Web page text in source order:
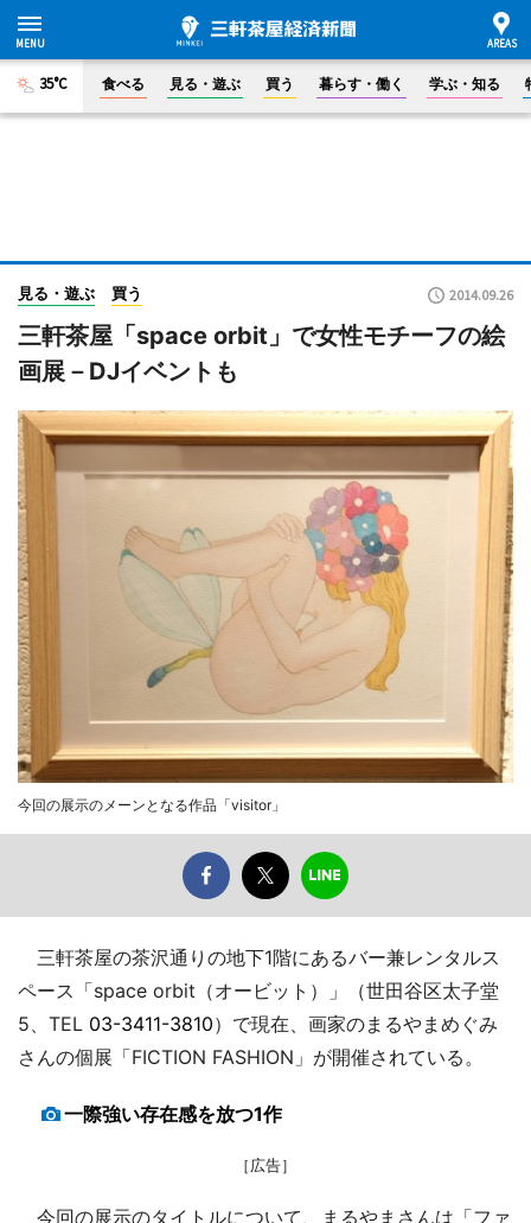
35°C 食べる 見る・遊ぶ 買う 暮らす・働く 学ぶ・知る
見る・遊ぶ 買う 2014.09.26
三軒茶屋「space orbit」で女性モチーフの絵
画展－DJイベントも
今回の展示のメーンとなる作品「visitor」
三軒茶屋の茶沢通りの地下1階にあるバー兼レンタルス
ペース「space orbit（オービット）」（世田谷区太子堂
5、TEL 03-3411-3810）で現在、画家のまるやまめぐみ
さんの個展「FICTION FASHION」が開催されている。
一際強い存在感を放つ1作
［広告］
今回の展示のタイトルについて、まるやまさんは「ファ